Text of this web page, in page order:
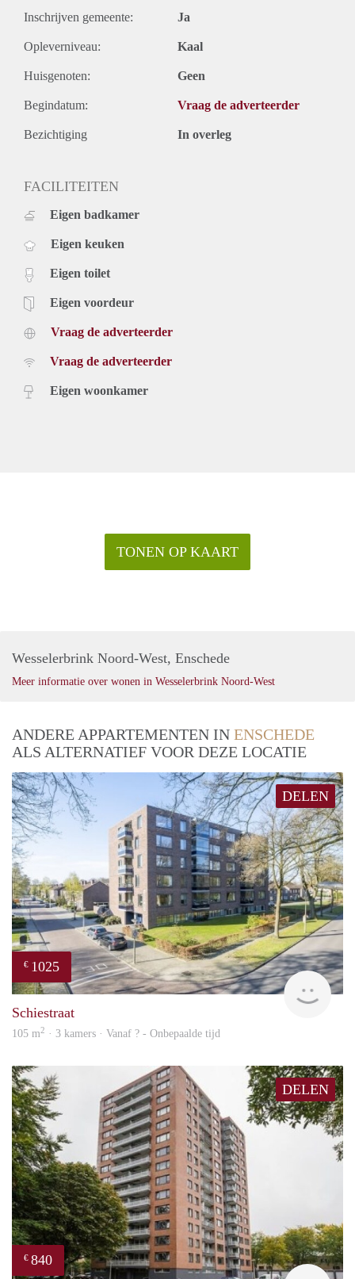
Inschrijven gemeente: Ja
Opleverniveau: Kaal
Huisgenoten: Geen
Begindatum: Vraag de adverteerder
Bezichtiging In overleg
FACILITEITEN
Eigen badkamer
Eigen keuken
Eigen toilet
Eigen voordeur
Vraag de adverteerder
Vraag de adverteerder
Eigen woonkamer
TONEN OP KAART
Wesselerbrink Noord-West, Enschede
Meer informatie over wonen in Wesselerbrink Noord-West
ANDERE APPARTEMENTEN IN ENSCHEDE
ALS ALTERNATIEF VOOR DEZE LOCATIE
DELEN
€ 1025
Schiestraat
105 m2 · 3 kamers · Vanaf ? - Onbepaalde tijd
DELEN
€ 840